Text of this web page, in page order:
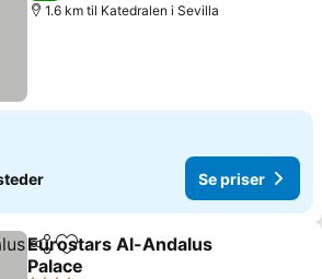
1.6 km til Katedralen i Sevilla
Se priser
Del Legg til i favoritter
Eurostars Al-Andalus
Palace